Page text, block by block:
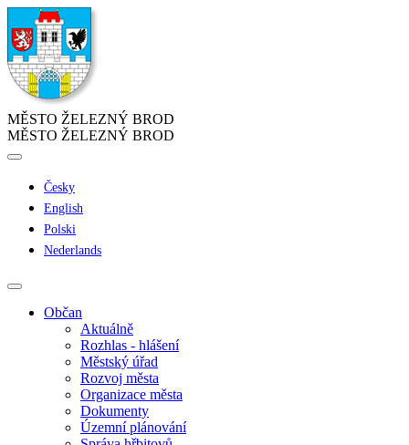
MĚSTO ŽELEZNÝ BROD
MĚSTO ŽELEZNÝ BROD
Česky
English
Polski
Nederlands
Občan
Aktuálně
Rozhlas - hlášení
Městský úřad
Rozvoj města
Organizace města
Dokumenty
Územní plánování